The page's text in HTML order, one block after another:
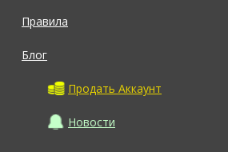
Правила
Блог
Продать Аккаунт
Новости